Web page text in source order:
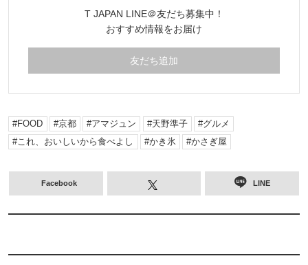
T JAPAN LINE＠友だち募集中！
おすすめ情報をお届け
友だち追加
FOOD 京都 アマジュン 天野準子
グルメ
これ、おいしいから食べよし
かき氷 かさぎ屋
Facebook LINE